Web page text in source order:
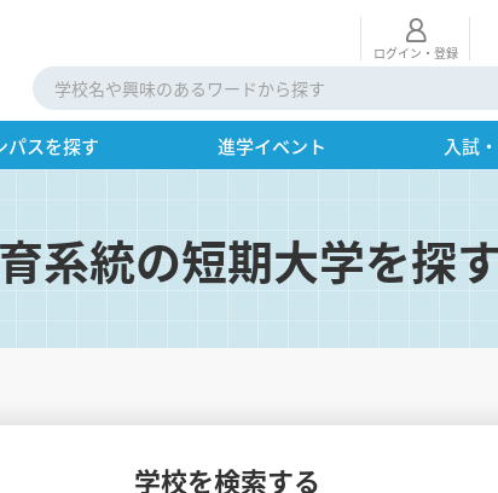
ログイン・登録
パスを探す 進学イベント 入試
系統の短期大学を探
学校を検索する